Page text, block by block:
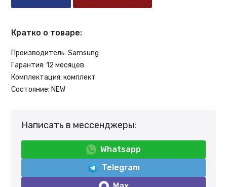
Кратко о товаре:
Производитель: Samsung
Гарантия: 12 месяцев
Комплектация: комплект
Состояние: NEW
Написать в мессенджеры:
Whatsapp
Telegram